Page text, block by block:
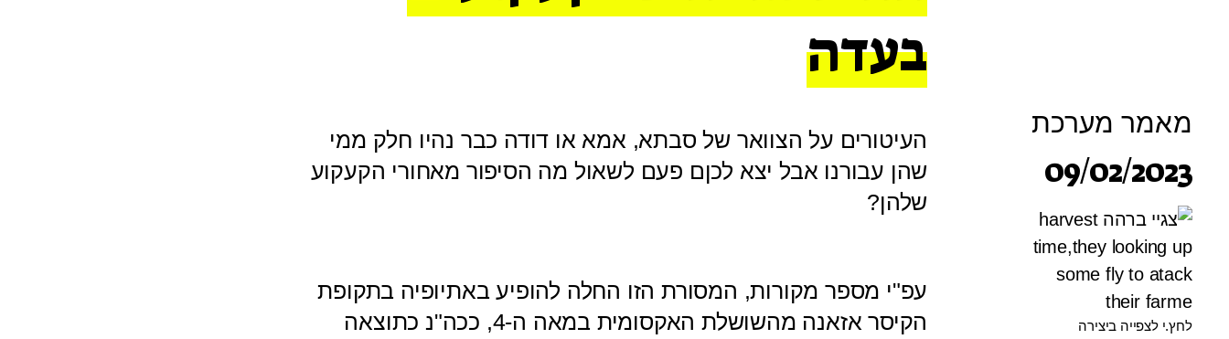
מאמר מערכת
09/02/2023
לחץ.י לצפייה ביצירה
בעדה
העיטורים על הצוואר של סבתא, אמא או דודה כבר נהיו חלק ממי
שהן עבורנו אבל יצא לכןם פעם לשאול מה הסיפור מאחורי הקעקוע
שלהן?
עפ"י מספר מקורות, המסורת הזו החלה להופיע באתיופיה בתקופת
הקיסר אזאנה מהשושלת האקסומית במאה ה-4, ככה"נ כתוצאה